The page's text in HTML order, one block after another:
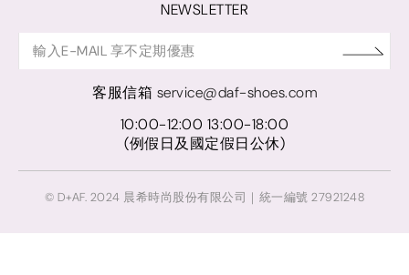
NEWSLETTER
客服信箱 service@daf-shoes.com
10:00-12:00 13:00-18:00
(例假日及國定假日公休)
© D+AF. 2024 晨希時尚股份有限公司｜統一編號 27921248